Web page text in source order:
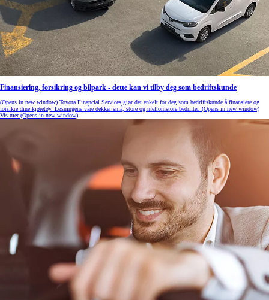
Finansiering, forsikring og bilpark - dette kan vi tilby deg som bedriftskunde
(Opens in new window) Toyota Financial Services gjør det enkelt for deg som bedriftskunde å finansiere og
forsikre dine kjøretøy. Løsningene våre dekker små, store og mellomstore bedrifter. (Opens in new window)
Vis mer(Opens in new window)